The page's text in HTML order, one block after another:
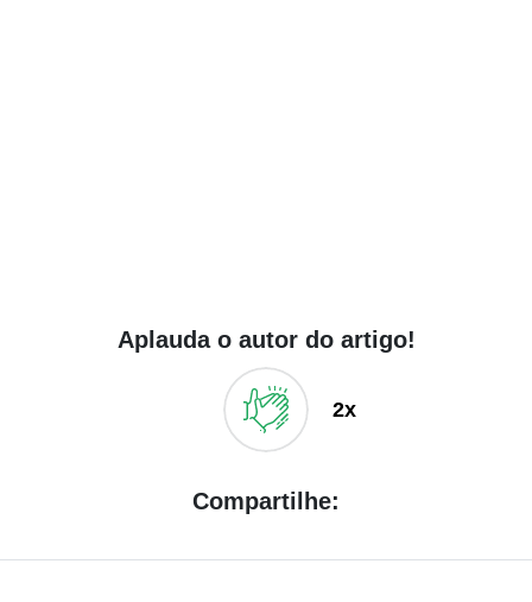
Aplauda o autor do artigo!
2x
Compartilhe: